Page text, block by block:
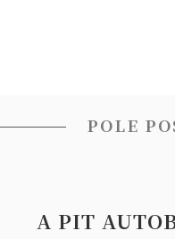
POLE
A PIT